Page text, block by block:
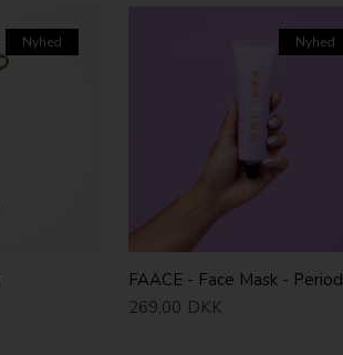
Nyhed Nyhed
FAACE - Face Mask - Period
269,00 DKK